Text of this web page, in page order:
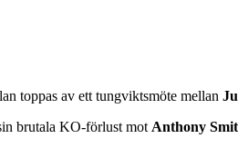
toppas av ett tungviktsmöte mellan
brutala KO-förlust mot Anthony